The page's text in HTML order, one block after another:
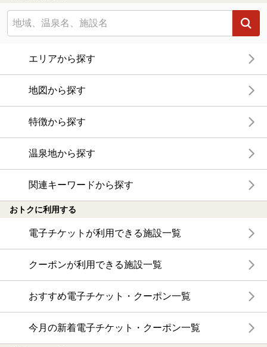
エリアから探す
地図から探す
特徴から探す
温泉地から探す
関連キーワードから探す
おトクに利用する
電子チケットが利用できる施設一覧
クーポンが利用できる施設一覧
おすすめ電子チケット・クーポン一覧
今月の新着電子チケット・クーポン一覧